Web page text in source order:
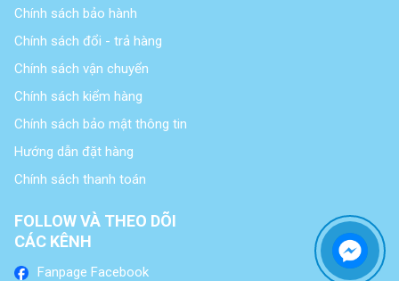
Chính sách bảo hành
Chính sách đổi - trả hàng
Chính sách vận chuyển
Chính sách kiểm hàng
Chính sách bảo mật thông tin
Hướng dẫn đặt hàng
Chính sách thanh toán
FOLLOW VÀ THEO DÕI
CÁC KÊNH
Fanpage Facebook